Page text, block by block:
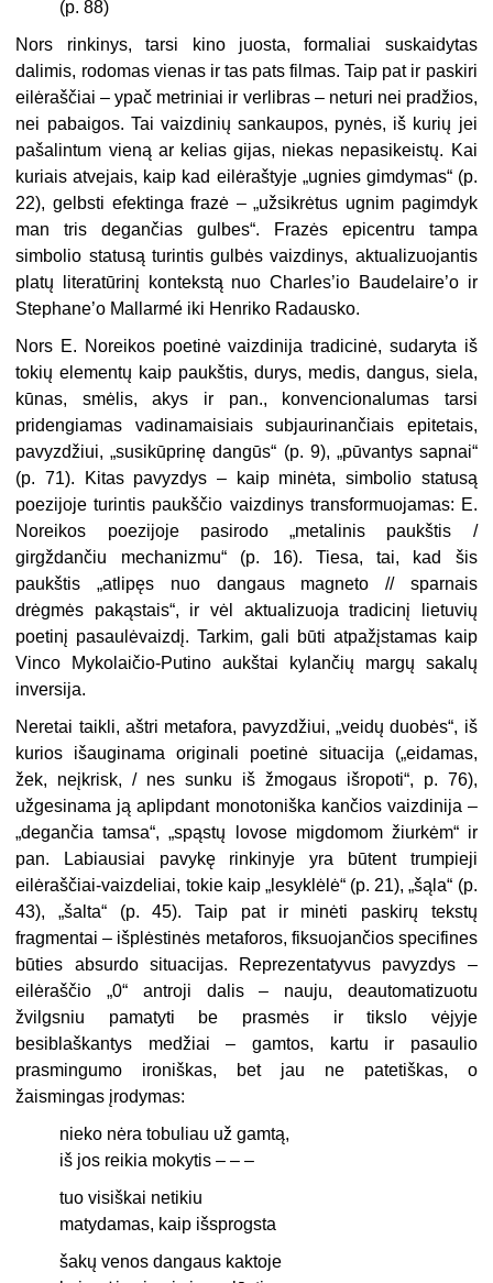
(p. 88)
Nors rinkinys, tarsi kino juosta, formaliai suskaidytas
dalimis, rodomas vienas ir tas pats filmas. Taip pat ir paskiri
eilėraščiai – ypač metriniai ir verlibras – neturi nei pradžios,
nei pabaigos. Tai vaizdinių sankaupos, pynės, iš kurių jei
pašalintum vieną ar kelias gijas, niekas nepasikeistų. Kai
kuriais atvejais, kaip kad eilėraštyje „ugnies gimdymas“ (p.
22), gelbsti efektinga frazė – „užsikrėtus ugnim pagimdyk
man tris degančias gulbes“. Frazės epicentru tampa
simbolio statusą turintis gulbės vaizdinys, aktualizuojantis
platų literatūrinį kontekstą nuo Charles’io Baudelaire’o ir
Stephane’o Mallarmé iki Henriko Radausko.
Nors E. Noreikos poetinė vaizdinija tradicinė, sudaryta iš
tokių elementų kaip paukštis, durys, medis, dangus, siela,
kūnas, smėlis, akys ir pan., konvencionalumas tarsi
pridengiamas vadinamaisiais subjaurinančiais epitetais,
pavyzdžiui, „susikūprinę dangūs“ (p. 9), „pūvantys sapnai“
(p. 71). Kitas pavyzdys – kaip minėta, simbolio statusą
poezijoje turintis paukščio vaizdinys transformuojamas: E.
Noreikos poezijoje pasirodo „metalinis paukštis /
girgždančiu mechanizmu“ (p. 16). Tiesa, tai, kad šis
paukštis „atlipęs nuo dangaus magneto // sparnais
drėgmės pakąstais“, ir vėl aktualizuoja tradicinį lietuvių
poetinį pasaulėvaizdį. Tarkim, gali būti atpažįstamas kaip
Vinco Mykolaičio-Putino aukštai kylančių margų sakalų
inversija.
Neretai taikli, aštri metafora, pavyzdžiui, „veidų duobės“, iš
kurios išauginama originali poetinė situacija („eidamas,
žek, neįkrisk, / nes sunku iš žmogaus išropoti“, p. 76),
užgesinama ją aplipdant monotoniška kančios vaizdinija –
„degančia tamsa“, „spąstų lovose migdomom žiurkėm“ ir
pan. Labiausiai pavykę rinkinyje yra būtent trumpieji
eilėraščiai-vaizdeliai, tokie kaip „lesyklėlė“ (p. 21), „šąla“ (p.
43), „šalta“ (p. 45). Taip pat ir minėti paskirų tekstų
fragmentai – išplėstinės metaforos, fiksuojančios specifines
būties absurdo situacijas. Reprezentatyvus pavyzdys –
eilėraščio „0“ antroji dalis – nauju, deautomatizuotu
žvilgsniu pamatyti be prasmės ir tikslo vėjyje
besiblaškantys medžiai – gamtos, kartu ir pasaulio
prasmingumo ironiškas, bet jau ne patetiškas, o
žaismingas įrodymas:
nieko nėra tobuliau už gamtą,
iš jos reikia mokytis – – –
tuo visiškai netikiu
matydamas, kaip išsprogsta
šakų venos dangaus kaktoje